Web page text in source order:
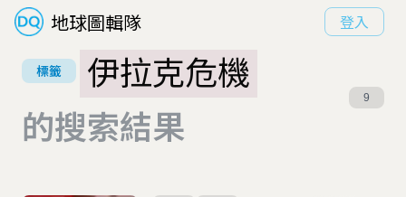
地球圖輯隊 登入
標籤
伊拉克危機
的搜索結果
9